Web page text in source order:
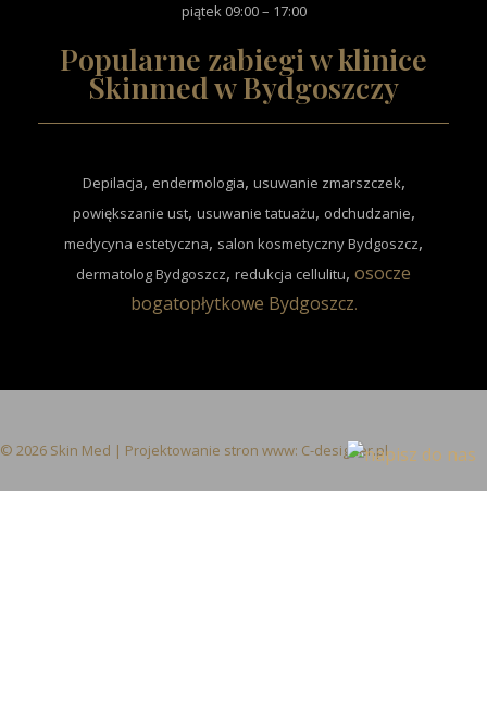
piątek 09:00 – 17:00
Popularne zabiegi w klinice
Skinmed w Bydgoszczy
Depilacja, endermologia, usuwanie zmarszczek,
powiększanie ust, usuwanie tatuażu, odchudzanie,
medycyna estetyczna, salon kosmetyczny Bydgoszcz,
dermatolog Bydgoszcz, redukcja cellulitu, osocze
bogatopłytkowe Bydgoszcz.
© 2026 Skin Med | Projektowanie stron www: C-designer.pl